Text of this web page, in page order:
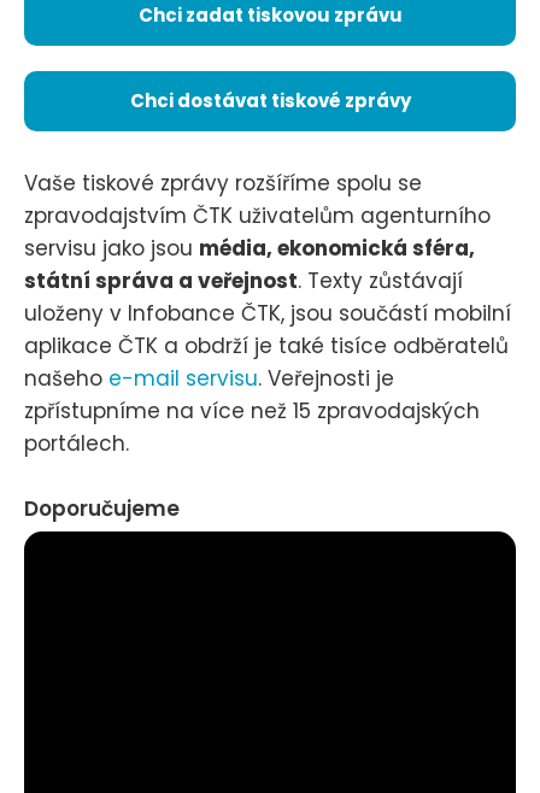
Chci zadat tiskovou zprávu
Chci dostávat tiskové zprávy
Vaše tiskové zprávy rozšíříme spolu se
zpravodajstvím ČTK uživatelům agenturního
servisu jako jsou média, ekonomická sféra,
státní správa a veřejnost. Texty zůstávají
uloženy v Infobance ČTK, jsou součástí mobilní
aplikace ČTK a obdrží je také tisíce odběratelů
našeho e-mail servisu. Veřejnosti je
zpřístupníme na více než 15 zpravodajských
portálech.
Doporučujeme